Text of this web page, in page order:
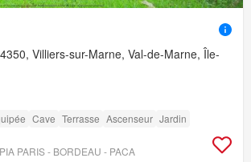
Villiers-sur-Marne, Val-de-Marne, Île-
Cave Terrasse Ascenseur Jardin
PARIS - BORDEAU - PACA